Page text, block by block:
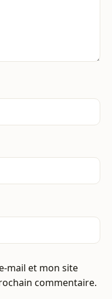
mail et mon site
commentaire.